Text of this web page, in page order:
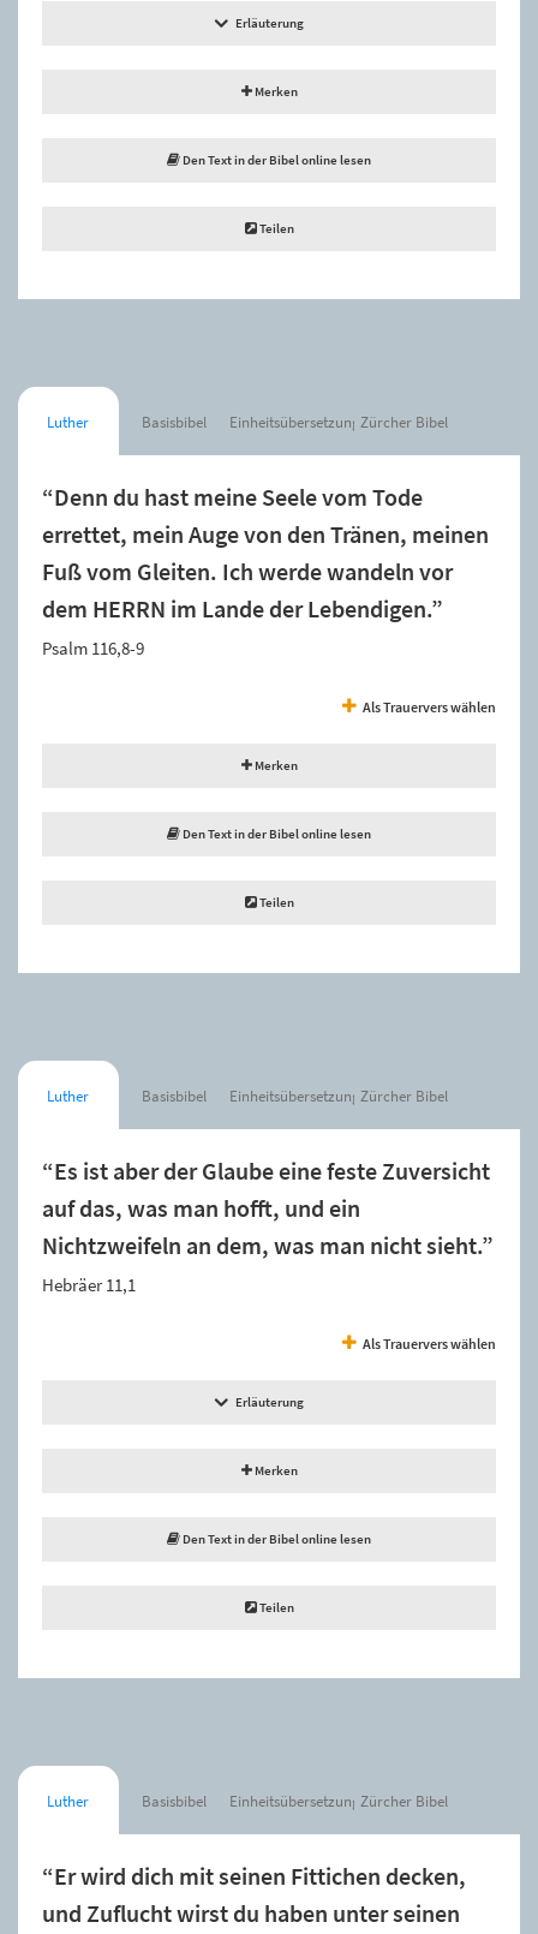
Erläuterung
Merken
Den Text in der Bibel online lesen
Teilen
Luther Basisbibel Einheitsübersetzung Zürcher Bibel
“Denn du hast meine Seele vom Tode
errettet, mein Auge von den Tränen, meinen
Fuß vom Gleiten. Ich werde wandeln vor
dem HERRN im Lande der Lebendigen.”
Psalm 116,8-9
Als Trauervers wählen
Merken
Den Text in der Bibel online lesen
Teilen
Luther Basisbibel Einheitsübersetzung Zürcher Bibel
“Es ist aber der Glaube eine feste Zuversicht
auf das, was man hofft, und ein
Nichtzweifeln an dem, was man nicht sieht.”
Hebräer 11,1
Als Trauervers wählen
Erläuterung
Merken
Den Text in der Bibel online lesen
Teilen
Luther Basisbibel Einheitsübersetzung Zürcher Bibel
“Er wird dich mit seinen Fittichen decken,
und Zuflucht wirst du haben unter seinen